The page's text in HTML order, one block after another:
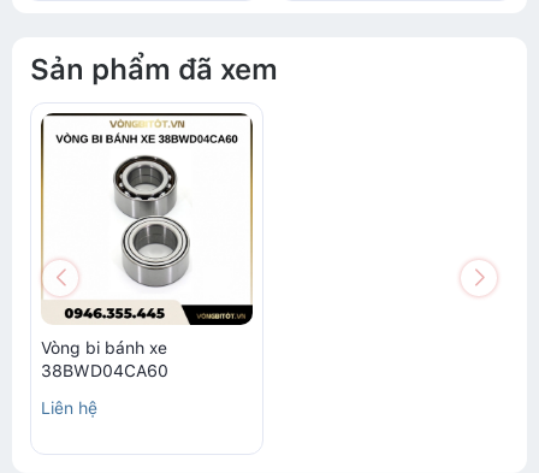
Sản phẩm đã xem
Vòng bi bánh xe
38BWD04CA60
Liên hệ